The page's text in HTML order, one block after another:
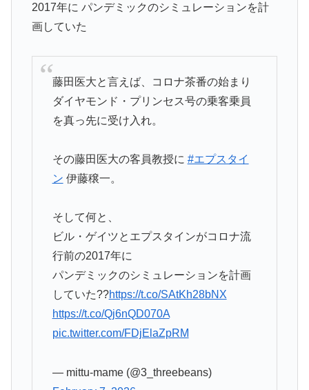
2017年に パンデミックのシミュレーションを計
画していた
藤田医大と言えば、コロナ茶番の始まり
ダイヤモンド・プリンセス号の乗客乗員
を真っ先に受け入れ。
その藤田医大の客員教授に #エプスタイ
ン 伊藤穣一。
そして何と、
ビル・ゲイツとエプスタインがコロナ流
行前の2017年に
パンデミックのシミュレーションを計画
していた??https://t.co/SAtKh28bNX
https://t.co/Qj6nQD070A
pic.twitter.com/FDjElaZpRM
— mittu-mame (@3_threebeans)